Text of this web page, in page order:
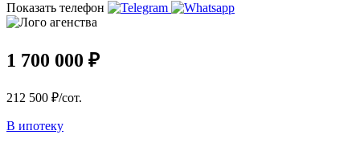
Показать телефон
1 700 000 ₽
212 500 ₽/сот.
В ипотеку